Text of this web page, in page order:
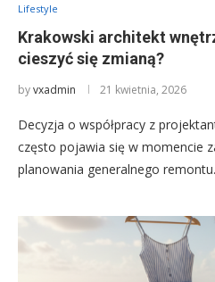
Lifestyle
Krakowski architekt
cieszyć się zmianą?
byvxadmin 21 kwietnia, 2026
Decyzja o współpracy z
często pojawia się w momencie
planowania generalnego